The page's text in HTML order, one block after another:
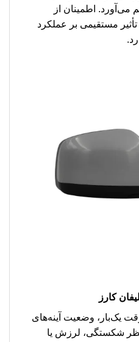
می‌آورد. اطمینان از
مستقیمی بر عملکرد
کارز
یک‌بار، وضعیت آینه‌های
شکستگی، لرزش یا